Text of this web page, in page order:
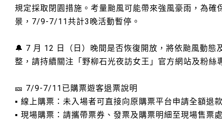
規定採取閉園措施。考量颱風可能帶來強風豪雨，為確
景，7/9-7/11共計3晚活動暫停。
🔔 7 月 12 日（日）晚間是否恢復開放，將依颱風動態
整，請持續關注「野柳石光夜訪女王」官方網站及粉絲
🎫 7/9-7/11已購票遊客退票說明
▪️ 線上購票：未入場者可直接向原購票平台申請全額退
▪️ 現場購票：請攜帶票券、發票及購票明細至現場售票